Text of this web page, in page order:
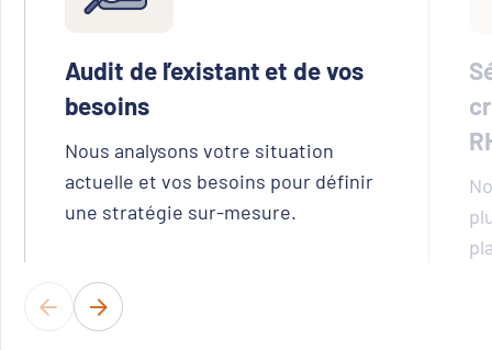
Audit de l’existant et de vos
besoins
Nous analysons votre situation
actuelle et vos besoins pour définir
une stratégie sur-mesure.